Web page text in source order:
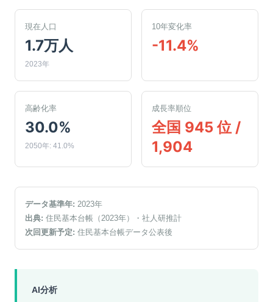
現在人口
1.7万人
2023年
10年変化率
-11.4%
高齢化率
30.0%
2050年: 41.0%
成長率順位
全国 945 位 /
1,904
データ基準年: 2023年
出典: 住民基本台帳（2023年）
・社人研推計
次回更新予定: 住民基本台帳データ公表後
AI分析